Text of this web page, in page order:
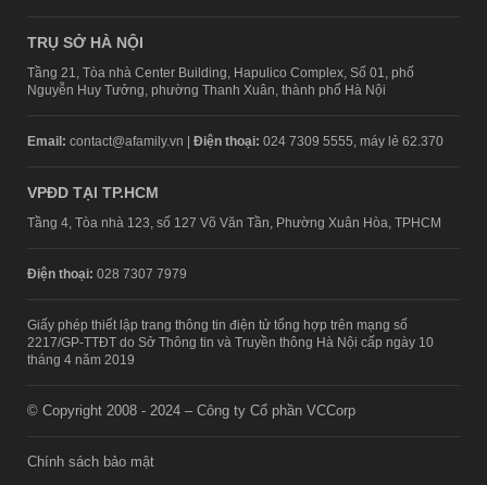
TRỤ SỞ HÀ NỘI
Tầng 21, Tòa nhà Center Building, Hapulico Complex, Số 01, phố
Nguyễn Huy Tưởng, phường Thanh Xuân, thành phố Hà Nội
Email: contact@afamily.vn | Điện thoại: 024 7309 5555, máy lẻ 62.370
VPĐD TẠI TP.HCM
Tầng 4, Tòa nhà 123, số 127 Võ Văn Tần, Phường Xuân Hòa, TPHCM
Điện thoại: 028 7307 7979
Giấy phép thiết lập trang thông tin điện tử tổng hợp trên mạng số
2217/GP-TTĐT do Sở Thông tin và Truyền thông Hà Nội cấp ngày 10
tháng 4 năm 2019
© Copyright 2008 - 2024 – Công ty Cổ phần VCCorp
Chính sách bảo mật